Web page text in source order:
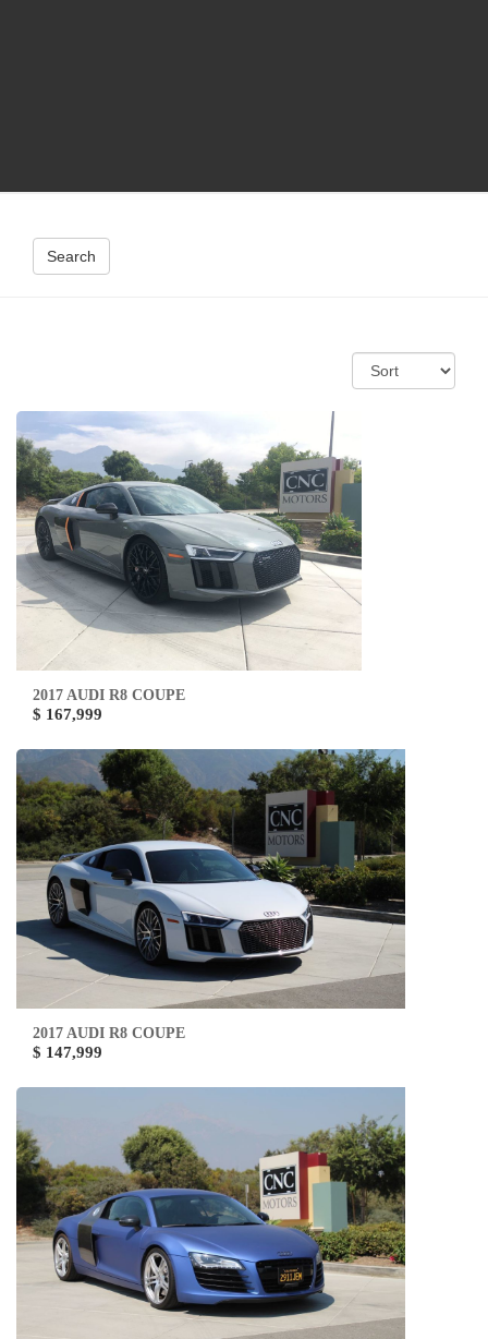
Search
2017 AUDI R8 COUPE
$ 167,999
2017 AUDI R8 COUPE
$ 147,999